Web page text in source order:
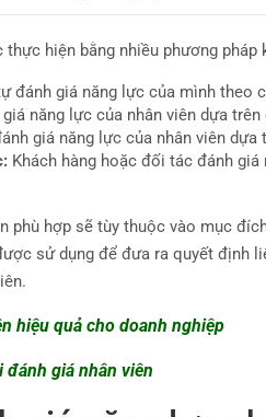
hiện bằng nhiều phương pháp
đánh giá năng lực của mình theo
giá năng lực của nhân viên dựa
giá năng lực của nhân viên
Khách hàng hoặc đối tác đánh
phù hợp sẽ tùy thuộc vào mục
sử dụng để đưa ra quyết định
hiệu quả cho doanh nghiệp
đánh giá nhân viên